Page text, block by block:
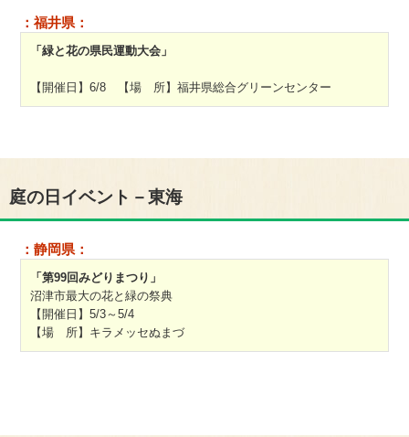
：福井県：
「緑と花の県民運動大会」
【開催日】6/8 【場 所】福井県総合グリーンセンター
庭の日イベント－東海
：静岡県：
「第99回みどりまつり」
沼津市最大の花と緑の祭典
【開催日】5/3～5/4
【場 所】キラメッセぬまづ